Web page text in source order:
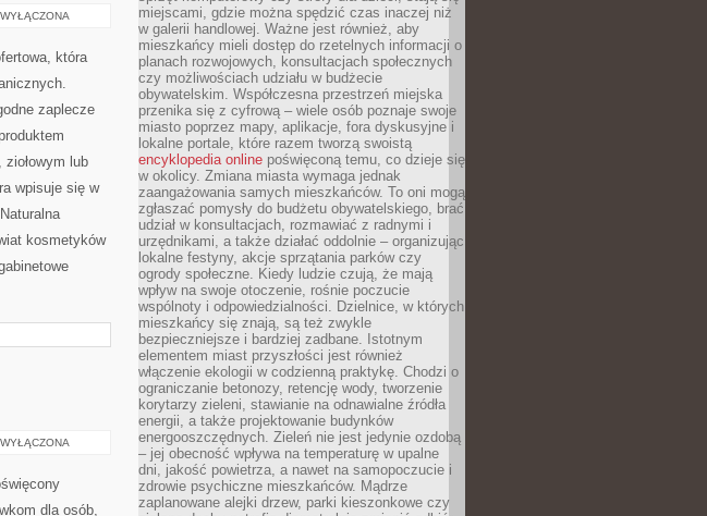
która
zaplecze
lub
wpisuje się w
kosmetyków
dla osób,
miejscami, gdzie można spędzić czas inaczej niż
w galerii handlowej. Ważne jest również, aby
mieszkańcy mieli dostęp do rzetelnych informacji o
planach rozwojowych, konsultacjach społecznych
czy możliwościach udziału w budżecie
obywatelskim. Współczesna przestrzeń miejska
przenika się z cyfrową – wiele osób poznaje swoje
miasto poprzez mapy, aplikacje, fora dyskusyjne i
lokalne portale, które razem tworzą swoistą
encyklopedia online poświęconą temu, co dzieje się
w okolicy. Zmiana miasta wymaga jednak
zaangażowania samych mieszkańców. To oni mogą
zgłaszać pomysły do budżetu obywatelskiego, brać
udział w konsultacjach, rozmawiać z radnymi i
urzędnikami, a także działać oddolnie – organizując
lokalne festyny, akcje sprzątania parków czy
ogrody społeczne. Kiedy ludzie czują, że mają
wpływ na swoje otoczenie, rośnie poczucie
wspólnoty i odpowiedzialności. Dzielnice, w których
mieszkańcy się znają, są też zwykle
bezpieczniejsze i bardziej zadbane. Istotnym
elementem miast przyszłości jest również
włączenie ekologii w codzienną praktykę. Chodzi o
ograniczanie betonozy, retencję wody, tworzenie
korytarzy zieleni, stawianie na odnawialne źródła
energii, a także projektowanie budynków
energooszczędnych. Zieleń nie jest jedynie ozdobą
– jej obecność wpływa na temperaturę w upalne
dni, jakość powietrza, a nawet na samopoczucie i
zdrowie psychiczne mieszkańców. Mądrze
zaplanowane alejki drzew, parki kieszonkowe czy